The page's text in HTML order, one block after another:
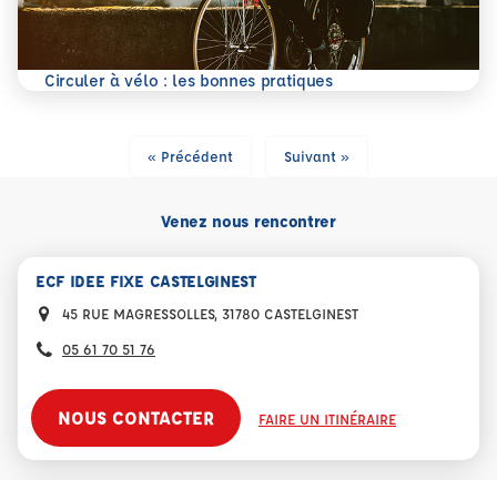
Circuler à vélo : les bonnes pratiques
En savoir plus
« Précédent Suivant »
Venez nous rencontrer
ECF IDEE FIXE CASTELGINEST
45 RUE MAGRESSOLLES, 31780 CASTELGINEST
05 61 70 51 76
NOUS CONTACTER FAIRE UN ITINÉRAIRE